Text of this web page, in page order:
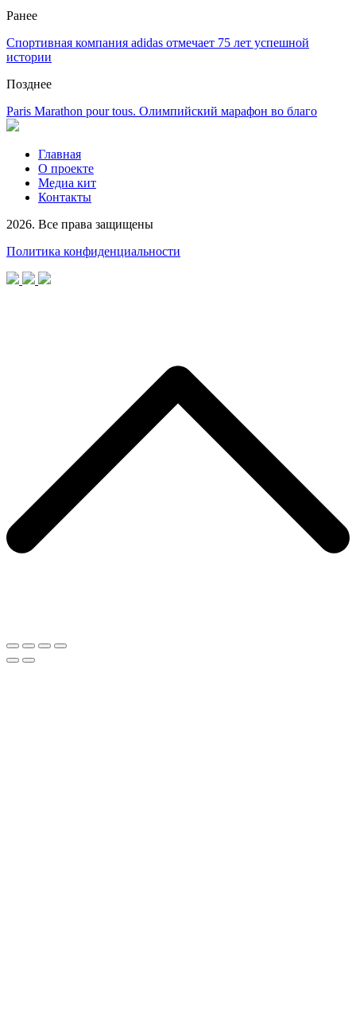
Ранее
Спортивная компания adidas отмечает 75 лет успешной
истории
Позднее
Paris Marathon pour tous. Олимпийский марафон во благо
Главная
О проекте
Медиа кит
Контакты
2026. Все права защищены
Политика конфиденциальности